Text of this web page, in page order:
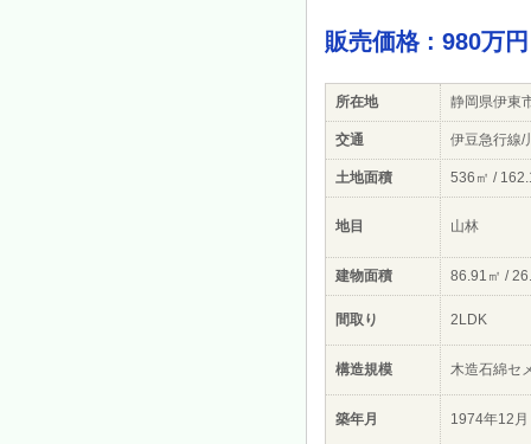
販売価格 : 980万円
所在地 静岡県伊東
交通 伊豆急行線/
土地面積 536㎡ /
地目 山林
建物面積 86.91㎡ /
間取り 2LDK
構造規模 木造石綿セ
築年月 1974年12月